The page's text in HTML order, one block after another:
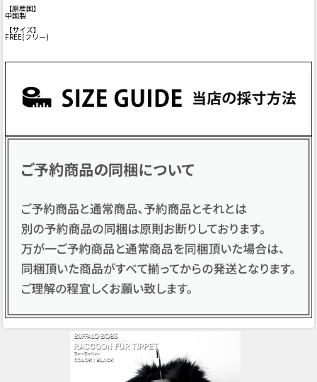
【原産国】
中国製
【サイズ】
FREE(フリー)